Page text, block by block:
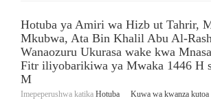
Hotuba ya Amiri wa Hizb ut Tahrir,
Mkubwa, Ata Bin Khalil Abu Al-
Wanaozuru Ukurasa wake kwa
Fitr iliyobarikiwa ya Mwaka 1446 H
M
Imepeperushwa katika Hotuba Kuwa wa kwanza kutoa